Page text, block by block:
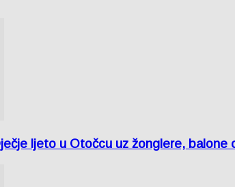
ljeto u Otočcu uz žonglere,